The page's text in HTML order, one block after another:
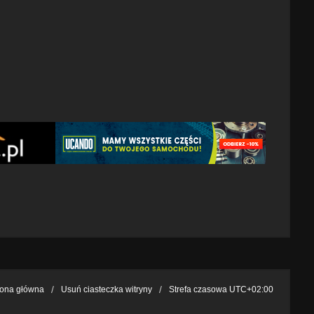
główna Usuń ciasteczka witryny Strefa czasowa UTC+02:00